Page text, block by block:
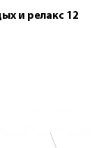
и релакс 12